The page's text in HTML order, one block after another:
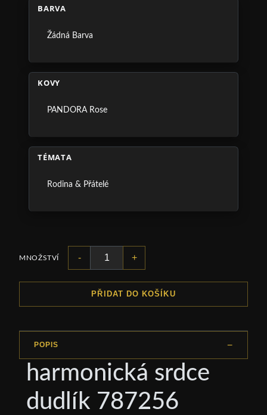
BARVA
Žádná Barva
KOVY
PANDORA Rose
TÉMATA
Rodina & Přátelé
MNOŽSTVÍ - +
PŘIDAT DO KOŠÍKU
POPIS
harmonická srdce
dudlík 787256